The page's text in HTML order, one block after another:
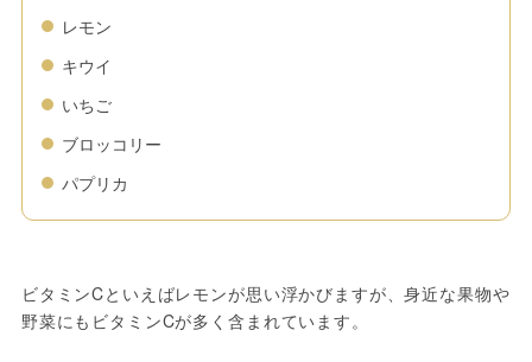
レモン
キウイ
いちご
ブロッコリー
パプリカ
ビタミンCといえばレモンが思い浮かびますが、身近な果物や
野菜にもビタミンCが多く含まれています。